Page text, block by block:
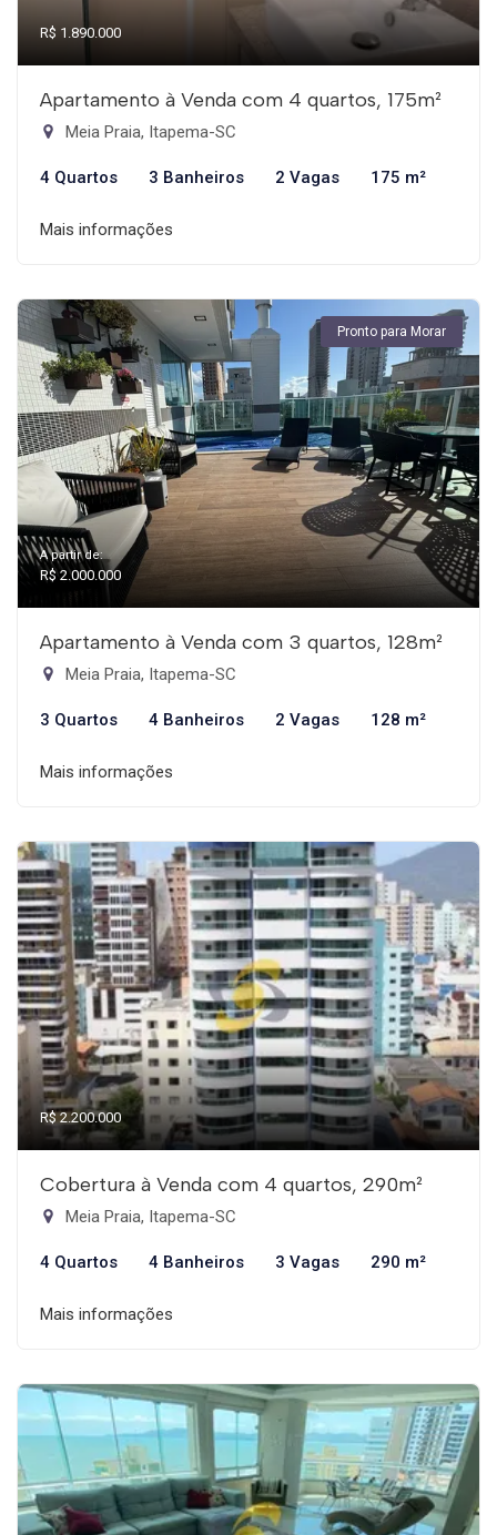
R$ 1.890.000
Apartamento à Venda com 4 quartos, 175m²
Meia Praia, Itapema-SC
4 Quartos 3 Banheiros 2 Vagas 175 m²
Mais informações
Pronto para Morar
A partir de:
R$ 2.000.000
Apartamento à Venda com 3 quartos, 128m²
Meia Praia, Itapema-SC
3 Quartos 4 Banheiros 2 Vagas 128 m²
Mais informações
R$ 2.200.000
Cobertura à Venda com 4 quartos, 290m²
Meia Praia, Itapema-SC
4 Quartos 4 Banheiros 3 Vagas 290 m²
Mais informações